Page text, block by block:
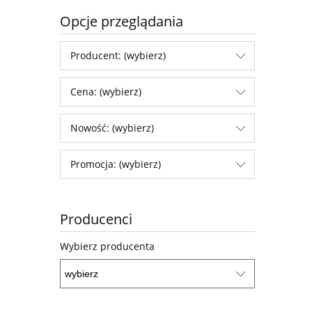
Opcje przeglądania
Producent: (wybierz)
Cena: (wybierz)
Nowość: (wybierz)
Promocja: (wybierz)
Producenci
Wybierz producenta